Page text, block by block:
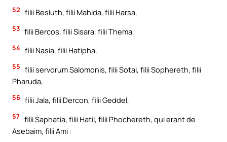
52 filii Besluth, filii Mahida, filii Harsa,
53 filii Bercos, filii Sisara, filii Thema,
54 filii Nasia, filii Hatipha,
55 filii servorum Salomonis, filii Sotai, filii Sophereth, filii
Pharuda,
56 filii Jala, filii Dercon, filii Geddel,
57 filii Saphatia, filii Hatil, filii Phochereth, qui erant de
Asebaim, filii Ami :